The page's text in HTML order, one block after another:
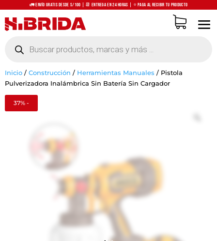
🚛 Envío Gratis desde S/100 | 📆 Entrega en 24 horas | ⭐ Paga al recibir tu producto
productos
Inicio / Construcción / Herramientas Manuales / Pistola
Pulverizadora Inalámbrica Sin Batería Sin Cargador
37% -